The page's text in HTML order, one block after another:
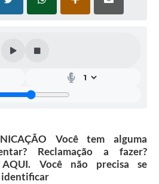
Você tem alguma
Reclamação a fazer?
AQUI. Você não precisa se
identificar